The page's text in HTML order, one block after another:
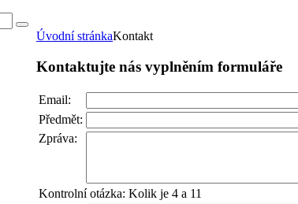
Úvodní stránkaKontakt
Kontaktujte nás vyplněním formuláře
Email:
Předmět:
Zpráva:
Kontrolní otázka: Kolik je 4 a 11